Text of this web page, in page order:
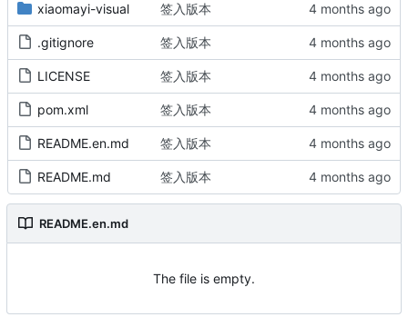
xiaomayi-visual 签入版本
.gitignore 签入版本
LICENSE 签入版本
pom.xml 签入版本
README.en.md 签入版本
README.md 签入版本
README.en.md
The file is empty.